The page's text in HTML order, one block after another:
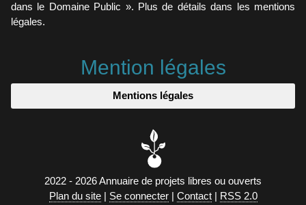
dans le Domaine Public ». Plus de détails dans les mentions
légales.
Mention légales
Mentions légales
2022 - 2026 Annuaire de projets libres ou ouverts
Plan du site| Se connecter| Contact| RSS 2.0